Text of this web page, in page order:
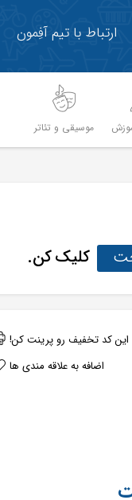
ارتباط با تیم آفِمون
موسیقی و تئاتر
کلیک کن.
این کد تخفیف رو پرینت کن!
اضافه به علاقه مندی ها